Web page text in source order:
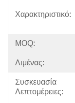
Χαρακτηριστικό:
MOQ:
Λιμένας:
Συσκευασία
Λεπτομέρειες: